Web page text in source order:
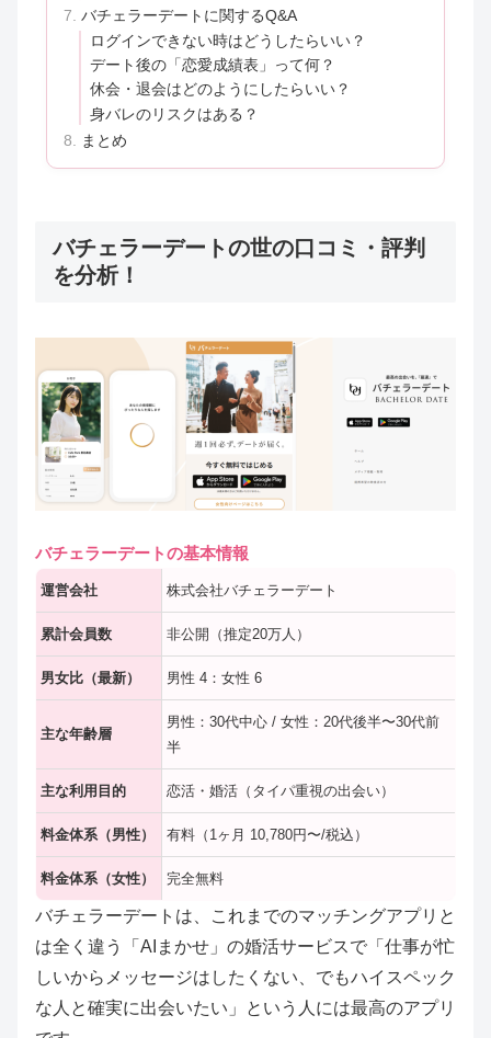
バチェラーデートに関するQ&A
ログインできない時はどうしたらいい？
デート後の「恋愛成績表」って何？
休会・退会はどのようにしたらいい？
身バレのリスクはある？
まとめ
バチェラーデートの世の口コミ・評判
を分析！
バチェラーデートの基本情報
運営会社 株式会社バチェラーデート
累計会員数 非公開（推定20万人）
男女比（最新） 男性 4：女性 6
主な年齢層
男性：30代中心 / 女性：20代後半〜30代前
半
主な利用目的 恋活・婚活（タイパ重視の出会い）
料金体系（男性） 有料（1ヶ月 10,780円〜/税込）
料金体系（女性） 完全無料
バチェラーデートは、これまでのマッチングアプリと
は全く違う「AIまかせ」の婚活サービスで「仕事が忙
しいからメッセージはしたくない、でもハイスペック
な人と確実に出会いたい」という人には最高のアプリ